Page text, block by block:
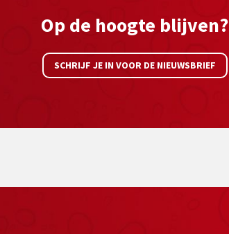
Op de hoogte blijven?
SCHRIJF JE IN VOOR DE NIEUWSBRIEF